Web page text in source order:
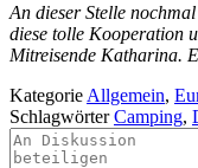
An dieser Stelle
diese tolle Kooperation
Mitreisende Katharina.
Kategorie Allgemein,
SchlagwörterCamping,